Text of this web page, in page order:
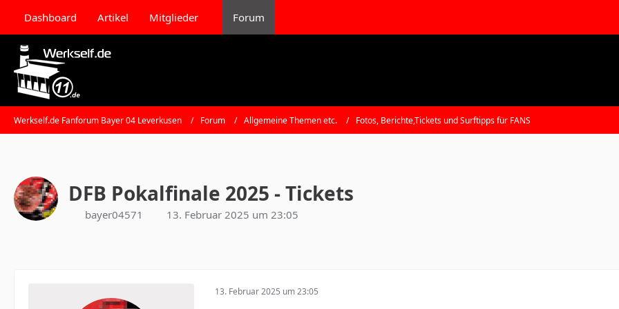
Dashboard Artikel Mitglieder Forum
Werkself.de Fanforum Bayer 04 Leverkusen Forum Allgemeine Themen etc. Fotos, Berichte,Tickets und Surftipps für FANS
DFB Pokalfinale 2025 - Tickets
bayer04571 13. Februar 2025 um 23:05
13. Februar 2025 um 23:05